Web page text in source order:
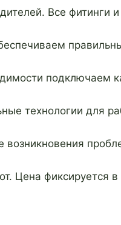
Все фитинги
подключаем
технологии для
Цена фиксируется в